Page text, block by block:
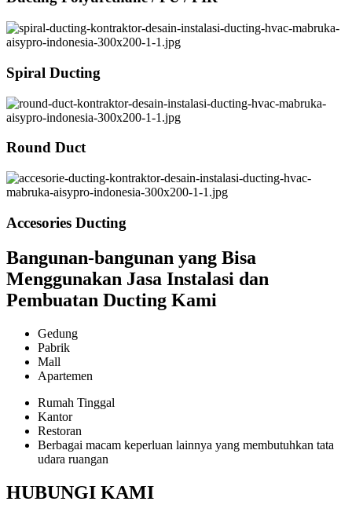
Spiral Ducting
Round Duct
Accesories Ducting
Bangunan-bangunan yang Bisa
Menggunakan Jasa Instalasi dan
Pembuatan Ducting Kami
Gedung
Pabrik
Mall
Apartemen
Rumah Tinggal
Kantor
Restoran
Berbagai macam keperluan lainnya yang membutuhkan tata
udara ruangan
HUBUNGI KAMI